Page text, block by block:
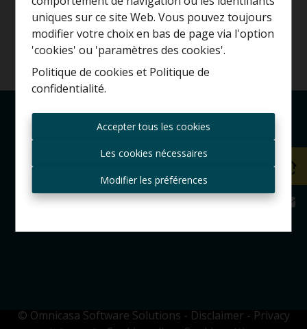
uniques sur ce site Web. Vous pouvez toujours
modifier votre choix en bas de page via l'option
'cookies' ou 'paramètres des cookies'.
Politique de cookies et Politique de
confidentialité.
Accepter tous les cookies
Les cookies nécessaires
Modifier les préférences
© Omnicasa Software Solutions - Disclaimer - Privacy
Estimation gratuite
Toujours être le premier
informé des nouvelles
offres ?
mail